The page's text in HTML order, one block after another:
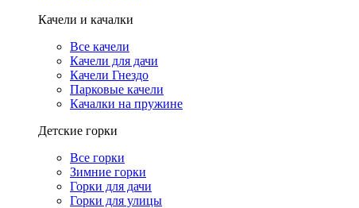
Качели и качалки
Все качели
Качели для дачи
Качели Гнездо
Парковые качели
Качалки на пружине
Детские горки
Все горки
Зимние горки
Горки для дачи
Горки для улицы